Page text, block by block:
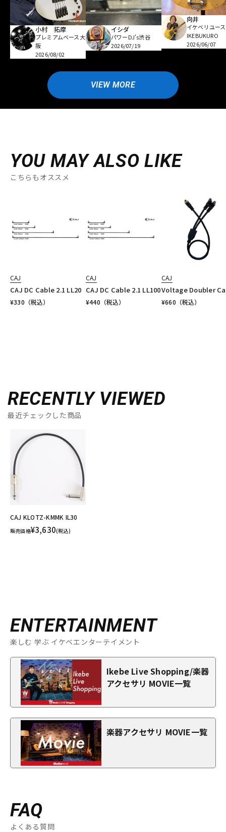
小村 拓摩
プレミアムベース大
阪
2026/08/02
イシダ
パワーDJ's渋谷
2026/07/19
向井
イケベリユース
IKEBUKURO
2026/06/07
VIEW MORE
YOU MAY ALSO LIKE
こちらもオススメ
CAJ
CAJ DC Cable 2.1 LL20
¥330 （税込）
CAJ
CAJ DC Cable 2.1 LL100
¥440 （税込）
CAJ
Voltage Doubler
¥660 （税込）
RECENTLY VIEWED
最近チェックした商品
CAJ KLOTZ-KMMK IL30
販売価格¥3,630(税込)
ENTERTAINMENT
楽しむ 学ぶ イケベエンターテイメント
Ikebe Live Shopping/楽器
アクセサリ MOVIE一覧
楽器アクセサリ MOVIE一覧
FAQ
よくある質問